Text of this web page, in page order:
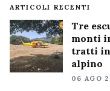
ARTICOLI RECENTI
Tre
monti
tratti in
alpino
06 AGO